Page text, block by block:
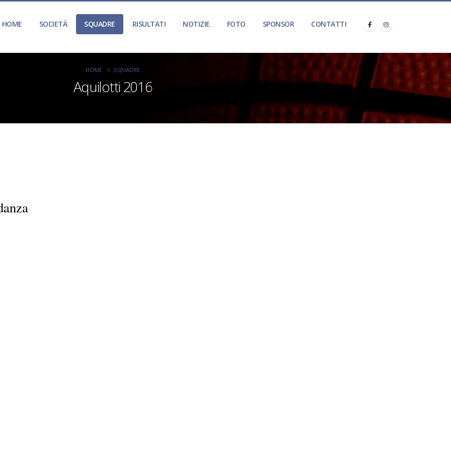
HOME SOCIETÀ SQUADRE RISULTATI NOTIZIE FOTO SPONSOR CONTATTI
Aquilotti 2016
HOME SQUADRE